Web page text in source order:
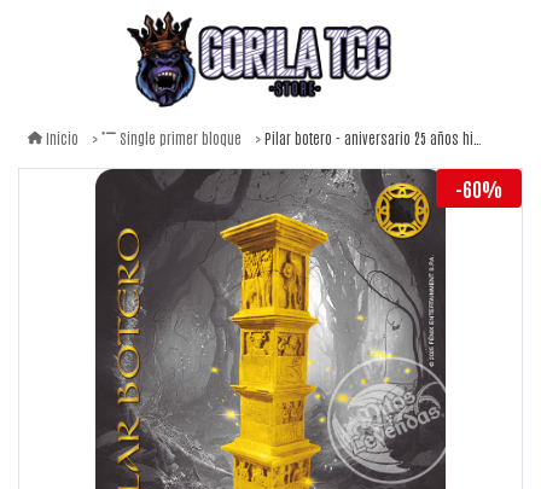
Inicio Single primer bloque Pilar botero - aniversario 25 años hijos de daana
-60%